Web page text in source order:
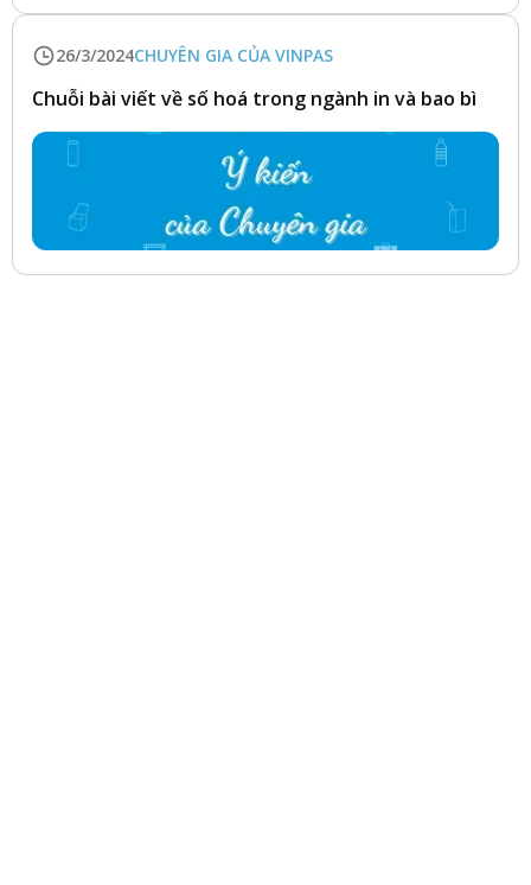
26/3/2024CHUYÊN GIA CỦA VINPAS
Chuỗi bài viết về số hoá trong ngành in và bao bì